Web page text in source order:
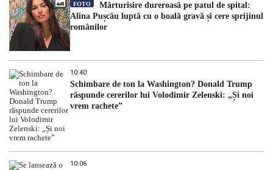
FOTO
Mărturisire dureroasă pe patul de spital:
Alina Pușcău luptă cu o boală gravă și cere sprijinul
românilor
10:40
Schimbare de ton la Washington? Donald Trump
răspunde cererilor lui Volodimir Zelenski: „Și noi
vrem rachete”
10:06